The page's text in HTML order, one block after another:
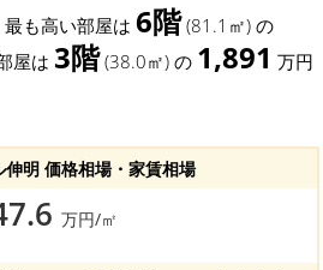
も高い部屋は 6階(81.1㎡) の
屋は 3階(38.0㎡) の 1,891 万円
伸明 価格相場・家賃相場
万円/㎡